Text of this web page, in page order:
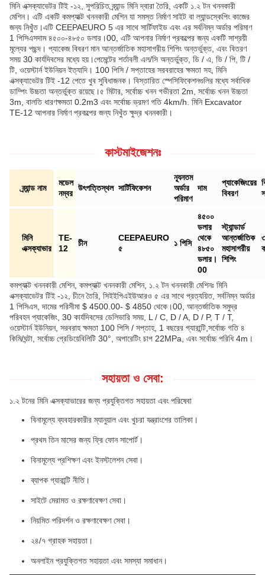
মিনি এক্সক্যাভেটর টিই -১২, সুপরিচিত ব্র্যান্ড মিনি দ্বারা তৈরি, একটি ১.২ টন খননকারী
মেশিন। এটি একটি কমপ্যাক্ট খননকারী মেশিন যা সমস্ত নির্মাণ সাইট বা ল্যান্ডস্কেপিং কাজের
জন্য নিখুঁত।এটি CEEPAEURO 5 এর সাথে সার্টিফাইড এবং এর সর্বনিম্ন অর্ডার পরিমাণ
1 পিসিএসদাম ৪৫০০-৪৮৫০ ডলার।00, এটি আপনার নির্মাণ প্রকল্পের জন্য একটি সাশ্রয়ী
মূল্যের পছন্দ। প্যাকেজ বিবরণ মান আন্তর্জাতিক মহাসাগরীয় শিপিং অন্তর্ভুক্ত, এবং বিতরণ
সময় 30 কার্যদিবসের মধ্যে হয়।পেমেন্টের শর্তাবলী এল/সি অন্তর্ভুক্ত, ডি / এ, ডি / পি, টি /
টি, ওয়েস্টার্ন ইউনিয়ন ইত্যাদি। 100 পিসি / সপ্তাহের সরবরাহের ক্ষমতা সহ, মিনি
এক্সক্যাভেটর টিই -12 পেতে খুব সুবিধাজনক। বিস্তারিত স্পেসিফিকেশনগুলির মধ্যে সর্বাধিক
ডাম্পিং উচ্চতা অন্তর্ভুক্ত রয়েছে।৫ মিটার, সর্বোচ্চ খনন গভীরতা 2m, সর্বোচ্চ খনন উচ্চতা
3m, বালতি ধারণক্ষমতা 0.2m3 এবং সর্বোচ্চ ভ্রমণ গতি 4km/h. মিনি Excavator
TE-12 আপনার নির্মাণ প্রকল্পের জন্য নিখুঁত ক্ষুদ্র খননকারী।
কাস্টমাইজেশনঃ
ব্র্যান্ড নাম
মডেল
নম্বর
উৎপত্তিস্থল সার্টিফিকেশন
ন্যূনতম
অর্ডার
পরিমাণ
দাম
প্যাকেজিংয়ের
বিবরণ
মিনি
এক্সক্যাভার
TE-
12
চীন
CEEPAEURO
৫
১ পিসি
৪৫০০
ডলার
থেকে
৪৮৫০
ডলার।
00
স্ট্যান্ডার্ড
আন্তর্জাতিক
মহাসাগরীয়
শিপিং
কমপ্যাক্ট খননকারী মেশিন, কমপ্যাক্ট খননকারী মেশিন, ১.২ টন খননকারী মেশিনঃ মিনি
এক্সক্যাভেটর টিই -১২, চীনে তৈরি, সিইইপিএইউআরও ৫ এর সাথে প্রত্যয়িত, সর্বনিম্ন অর্ডার
1 পিসিএস, দামের পরিসীমা $ 4500.00- $ 4850 থেকে।00, আন্তর্জাতিক সমুদ্র
পরিবহন প্যাকেজিং, 30 কার্যদিবসের ডেলিভারি সময়, L / C, D / A, D / P, T / T,
ওয়েস্টার্ন ইউনিয়ন, সরবরাহ ক্ষমতা 100 পিসি / সপ্তাহ, 1 বছরের গ্যারান্টি,সর্বোচ্চ গতি ৪
কিমি/ঘন্টা, সর্বোচ্চ গ্রেডিয়েবিলিটি 30°, অপারেটিং চাপ 22MPa, এবং সর্বোচ্চ পরিধি 4m।
সহায়তা ও সেবা:
১.২ টনের মিনি এক্সক্যাভারের জন্য প্রযুক্তিগত সহায়তা এবং পরিষেবা
বিনামূল্যে ব্যবহারকারীর ম্যানুয়াল এবং খুচরা যন্ত্রাংশের তালিকা।
প্রথম তিন মাসের জন্য ফ্রি ফোন সাপোর্ট।
বিনামূল্যে প্রশিক্ষণ এবং ইনস্টলেশন সেবা।
ব্যাপক গ্যারান্টি নীতি।
সাইটে মেরামত ও রক্ষণাবেক্ষণ সেবা।
নিয়মিত পরিদর্শন ও রক্ষণাবেক্ষণ সেবা।
২৪/৭ গ্রাহক সহায়তা।
অনলাইন প্রযুক্তিগত সহায়তা এবং সমস্যা সমাধান।